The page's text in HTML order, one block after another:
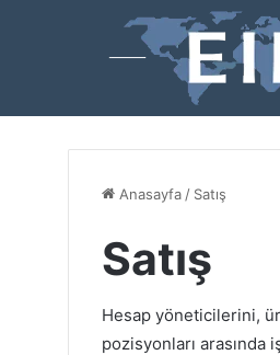
Anasayfa / Satış
Satış
Hesap yöneticilerini,
pozisyonları